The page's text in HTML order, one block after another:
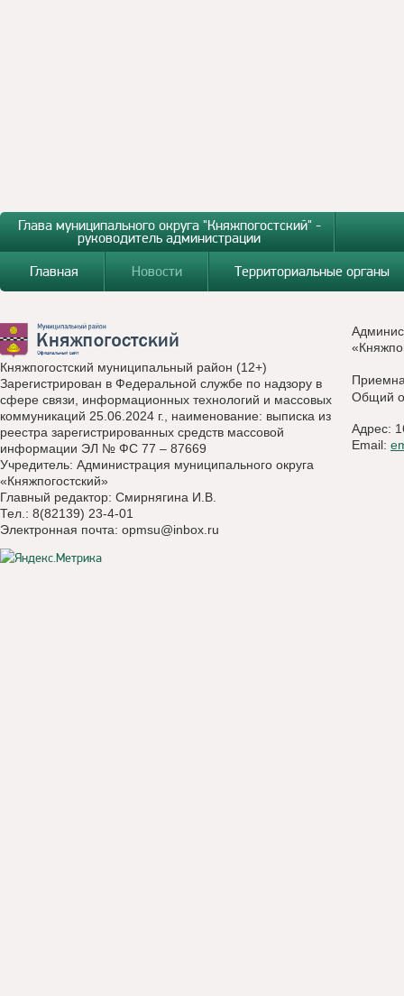
Глава муниципального округа "Княжпогостский" -
руководитель администрации
Главная
Новости Территориальные органы
Княжпогостский муниципальный район (12+)
Зарегистрирован в Федеральной службе по надзору в
сфере связи, информационных технологий и массовых
коммуникаций 25.06.2024 г., наименование: выписка из
реестра зарегистрированных средств массовой
информации ЭЛ № ФС 77 – 87669
Учредитель: Администрация муниципального округа
«Княжпогостский»
Главный редактор: Смирнягина И.В.
Тел.: 8(82139) 23-4-01
Электронная почта: opmsu@inbox.ru
Общий
Адрес:
Email: